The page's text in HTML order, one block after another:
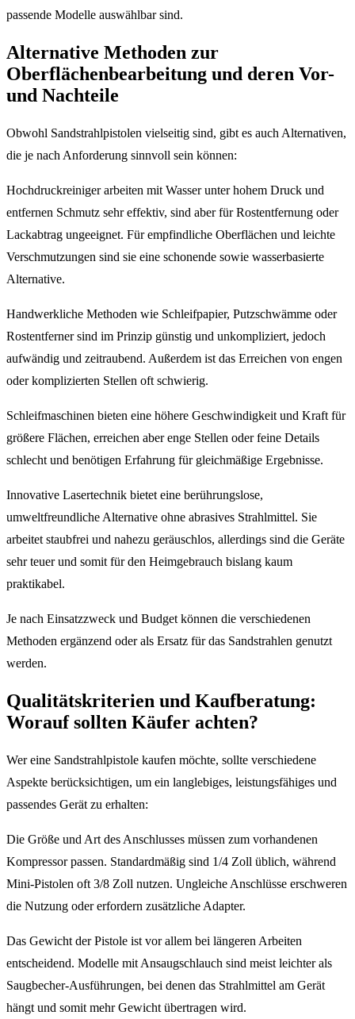
passende Modelle auswählbar sind.
Alternative Methoden zur
Oberflächenbearbeitung und deren Vor-
und Nachteile
Obwohl Sandstrahlpistolen vielseitig sind, gibt es auch Alternativen,
die je nach Anforderung sinnvoll sein können:
Hochdruckreiniger arbeiten mit Wasser unter hohem Druck und
entfernen Schmutz sehr effektiv, sind aber für Rostentfernung oder
Lackabtrag ungeeignet. Für empfindliche Oberflächen und leichte
Verschmutzungen sind sie eine schonende sowie wasserbasierte
Alternative.
Handwerkliche Methoden wie Schleifpapier, Putzschwämme oder
Rostentferner sind im Prinzip günstig und unkompliziert, jedoch
aufwändig und zeitraubend. Außerdem ist das Erreichen von engen
oder komplizierten Stellen oft schwierig.
Schleifmaschinen bieten eine höhere Geschwindigkeit und Kraft für
größere Flächen, erreichen aber enge Stellen oder feine Details
schlecht und benötigen Erfahrung für gleichmäßige Ergebnisse.
Innovative Lasertechnik bietet eine berührungslose,
umweltfreundliche Alternative ohne abrasives Strahlmittel. Sie
arbeitet staubfrei und nahezu geräuschlos, allerdings sind die Geräte
sehr teuer und somit für den Heimgebrauch bislang kaum
praktikabel.
Je nach Einsatzzweck und Budget können die verschiedenen
Methoden ergänzend oder als Ersatz für das Sandstrahlen genutzt
werden.
Qualitätskriterien und Kaufberatung:
Worauf sollten Käufer achten?
Wer eine Sandstrahlpistole kaufen möchte, sollte verschiedene
Aspekte berücksichtigen, um ein langlebiges, leistungsfähiges und
passendes Gerät zu erhalten:
Die Größe und Art des Anschlusses müssen zum vorhandenen
Kompressor passen. Standardmäßig sind 1/4 Zoll üblich, während
Mini-Pistolen oft 3/8 Zoll nutzen. Ungleiche Anschlüsse erschweren
die Nutzung oder erfordern zusätzliche Adapter.
Das Gewicht der Pistole ist vor allem bei längeren Arbeiten
entscheidend. Modelle mit Ansaugschlauch sind meist leichter als
Saugbecher-Ausführungen, bei denen das Strahlmittel am Gerät
hängt und somit mehr Gewicht übertragen wird.